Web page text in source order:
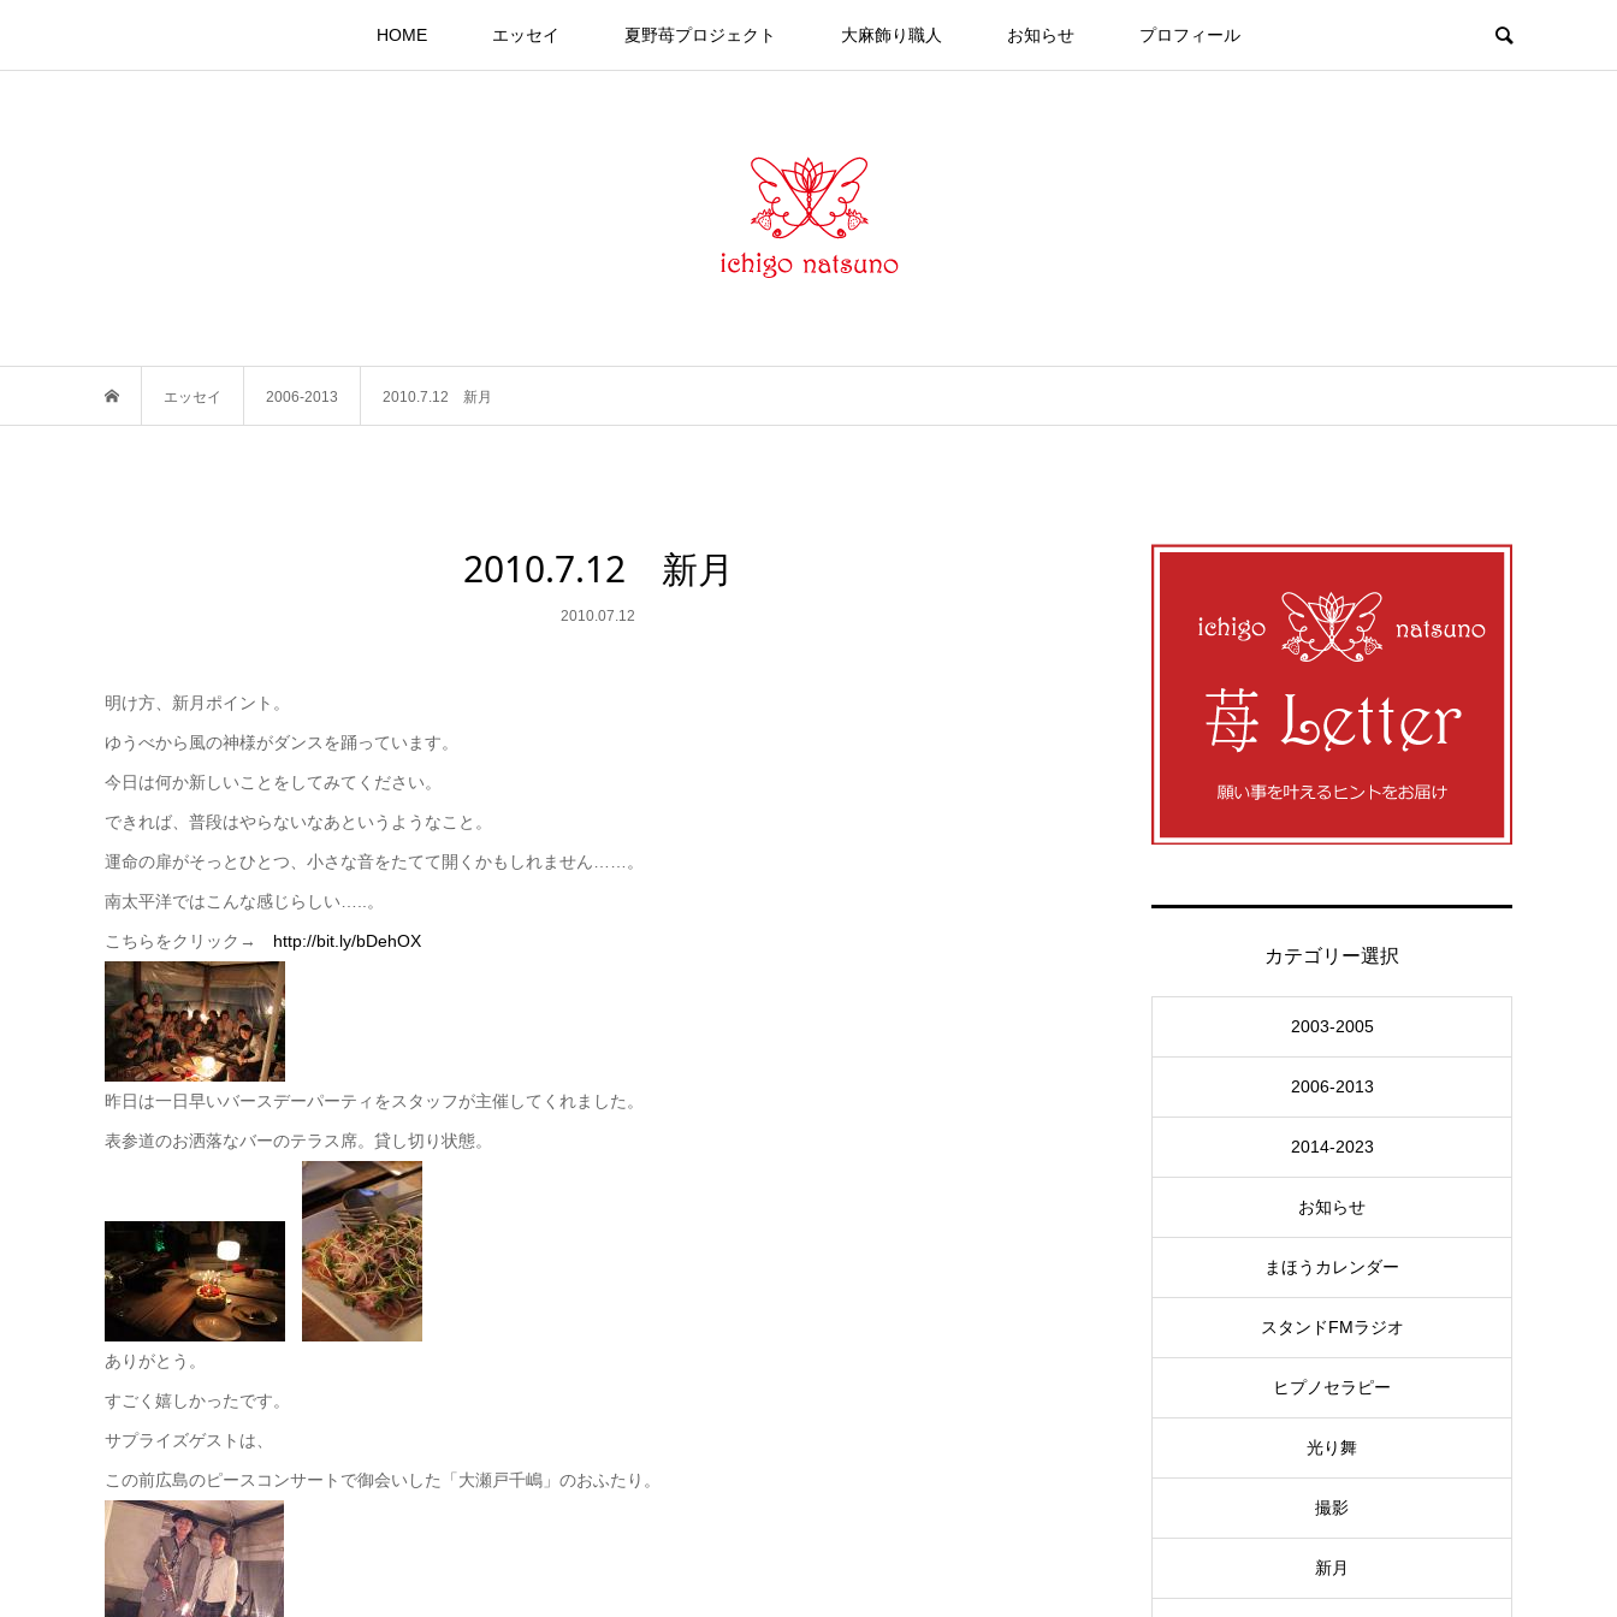
HOME エッセイ 夏野苺プロジェクト 大麻飾り職人 お知らせ プロフィール
エッセイ 2006-2013 2010.7.12 新月
2010.7.12 新月
2010.07.12
明け方、新月ポイント。
ゆうべから風の神様がダンスを踊っています。
今日は何か新しいことをしてみてください。
できれば、普段はやらないなあというようなこと。
運命の扉がそっとひとつ、小さな音をたてて開くかもしれません……。
南太平洋ではこんな感じらしい…..。
こちらをクリック→ http://bit.ly/bDehOX
昨日は一日早いバースデーパーティをスタッフが主催してくれました。
表参道のお洒落なバーのテラス席。貸し切り状態。
ありがとう。
すごく嬉しかったです。
サプライズゲストは、
この前広島のピースコンサートで御会いした「大瀬戸千嶋」のおふたり。
カテゴリー選択
2003-2005
2006-2013
2014-2023
お知らせ
まほうカレンダー
スタンドFMラジオ
ヒプノセラピー
光り舞
撮影
新月